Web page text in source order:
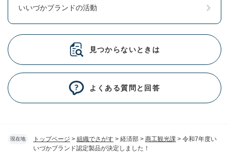
現在地 トップページ > 組織でさがす > 経済部 > 商工観光課 > 令和7年度い
いづかブランド認定製品が決定しました！
いいづかブランドの活動
見つからないときは
よくある質問と回答